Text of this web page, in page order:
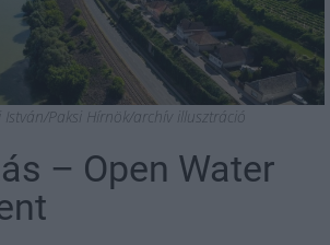
István/Paksi Hírnök/archív illusztráció
– Open Water